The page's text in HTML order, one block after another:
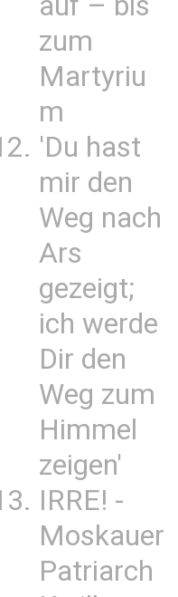
zum
Martyriu
m
'Du hast
mir den
Weg nach
Ars
gezeigt;
ich werde
Dir den
Weg zum
Himmel
zeigen'
IRRE! -
Moskauer
Patriarch